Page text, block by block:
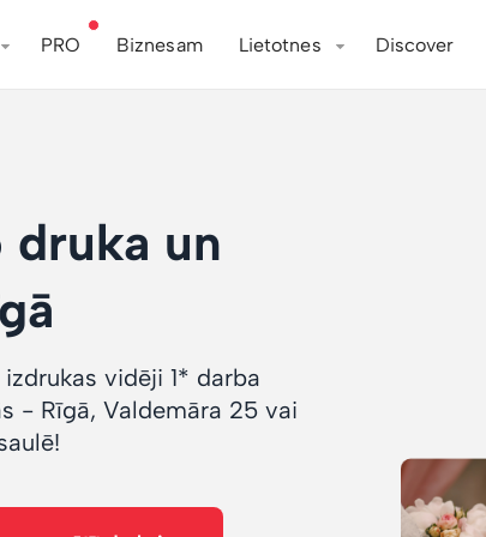
PRO Biznesam Lietotnes Discover
un
vidēji 1* darba
- Rīgā, Valdemāra 25 vai